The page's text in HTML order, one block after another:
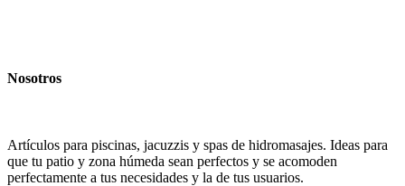
Nosotros
Artículos para piscinas, jacuzzis y spas de hidromasajes. Ideas para
que tu patio y zona húmeda sean perfectos y se acomoden
perfectamente a tus necesidades y la de tus usuarios.